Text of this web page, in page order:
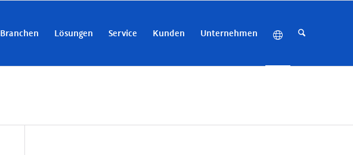
Branchen Lösungen Service Kunden Unternehmen